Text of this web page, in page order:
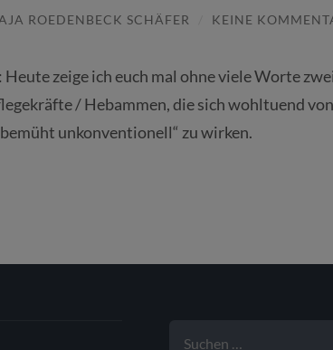
ROEDENBECK SCHÄFER KEINE
zeige ich euch mal ohne viele Worte
/ Hebammen, die sich wohltuend
unkonventionell“ zu wirken.
NACH: